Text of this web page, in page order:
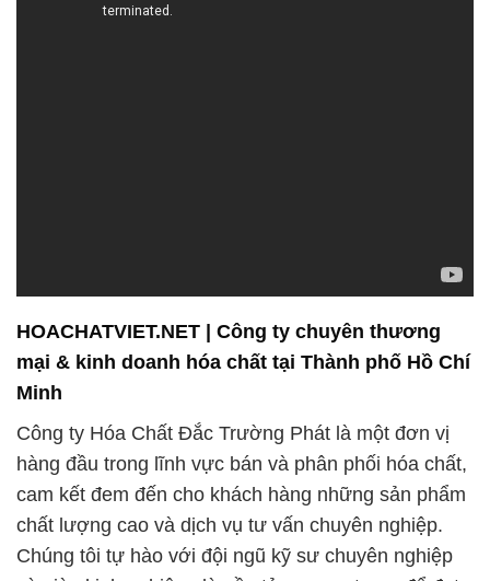
dựng. Với sự hiểu biết sâu rộng về ngành khoáng
sản, chúng tôi cam kết cung cấp các sản phẩm chất
lượng cao để đáp ứng nhu cầu đa dạng của các
Trong ngành công nghiệp da, nơi yêu cầu sự chính
xác và đáng tin cậy, chúng tôi hiểu rõ và cam kết
mang đến các sản phẩm đáp ứng yêu cầu khắt khe
nhất. Một trong những sản phẩm nổi bật của chúng
tôi là hóa chất công nghiệp Sáp paraffin tinh và bán